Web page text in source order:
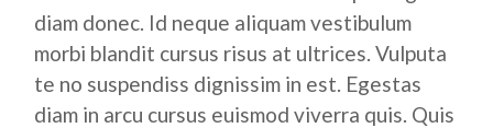
diam donec. Id neque aliquam vestibulum
morbi blandit cursus risus at ultrices. Vulputa
te no suspendiss dignissim in est. Egestas
diam in arcu cursus euismod viverra quis. Quis